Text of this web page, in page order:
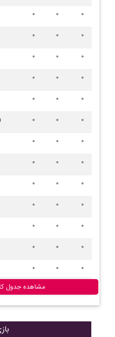
۰ ۰ ۰
۰ ۰ ۰
۰ ۰ ۰
۰ ۰ ۰
۰ ۰ ۰
۰ ۰ ۰
۰ ۰ ۰
۰ ۰ ۰
۰ ۰ ۰
۰ ۰ ۰
۰ ۰ ۰
۰ ۰ ۰
۰ ۰ ۰
مشاهده جدول